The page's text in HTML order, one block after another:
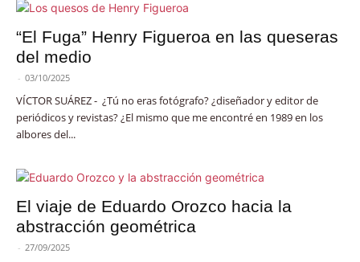
“El Fuga” Henry Figueroa en las queseras
del medio
- 03/10/2025
VÍCTOR SUÁREZ - ¿Tú no eras fotógrafo? ¿diseñador y editor de
periódicos y revistas? ¿El mismo que me encontré en 1989 en los
albores del...
El viaje de Eduardo Orozco hacia la
abstracción geométrica
- 27/09/2025